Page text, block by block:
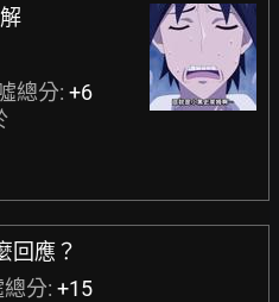
總分: +6
回應？
分: +15